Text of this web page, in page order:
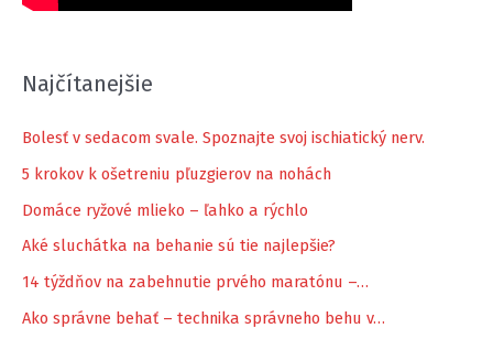
Najčítanejšie
Bolesť v sedacom svale. Spoznajte svoj ischiatický nerv.
5 krokov k ošetreniu pľuzgierov na nohách
Domáce ryžové mlieko – ľahko a rýchlo
Aké sluchátka na behanie sú tie najlepšie?
14 týždňov na zabehnutie prvého maratónu –…
Ako správne behať – technika správneho behu v…